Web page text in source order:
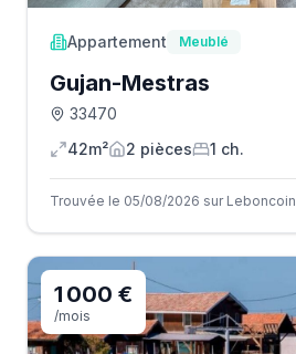
Appartement Meublé
Gujan-Mestras
33470
42m²
2 pièces 1 ch.
Trouvée le 05/08/2026 sur Leboncoin
1 000 €
/mois